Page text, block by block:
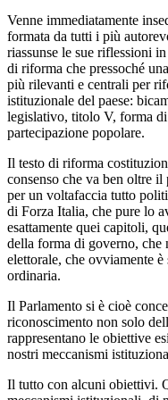
Venne immediatamente
formata da tutti i più
riassunse le sue riflessioni
di riforma che pressoché
più rilevanti e centrali per
istituzionale del paese:
legislativo, titolo V, forma
partecipazione popolare.
Il testo di riforma
consenso che va ben oltre
per un voltafaccia tutto
di Forza Italia, che pure lo
esattamente quei capitoli,
della forma di governo, che
elettorale, che ovviamente
ordinaria.
Il Parlamento si è cioè
riconoscimento non solo
rappresentano le obiettive
nostri meccanismi
Il tutto con alcuni obiettivi.